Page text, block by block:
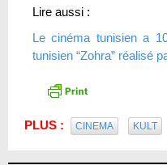
Lire aussi :
Le cinéma tunisien a
tunisien “Zohra” réalisé
PLUS : CINEMA KULT